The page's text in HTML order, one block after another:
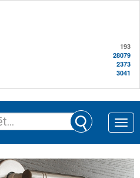
193
28079
2373
3041
Toggle